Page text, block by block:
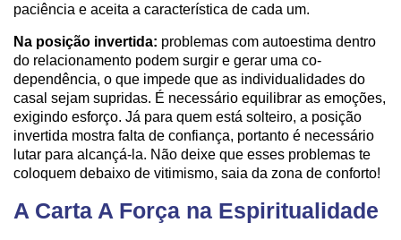
paciência e aceita a característica de cada um.
Na posição invertida: problemas com autoestima dentro
do relacionamento podem surgir e gerar uma co-
dependência, o que impede que as individualidades do
casal sejam supridas. É necessário equilibrar as emoções,
exigindo esforço. Já para quem está solteiro, a posição
invertida mostra falta de confiança, portanto é necessário
lutar para alcançá-la. Não deixe que esses problemas te
coloquem debaixo de vitimismo, saia da zona de conforto!
A Carta A Força na Espiritualidade